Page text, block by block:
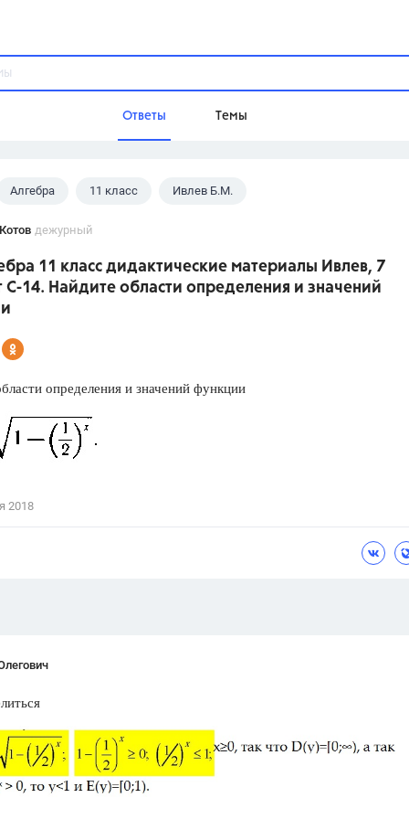
Ответы Темы
Домашнее задание
Разумовская М.М.,
Алгебра 11 класс Ивлев Б.М.
дежурный
11 класс дидактические материалы Ивлев, 7
С-14. Найдите области определения и значений
определения и значений функции
2018